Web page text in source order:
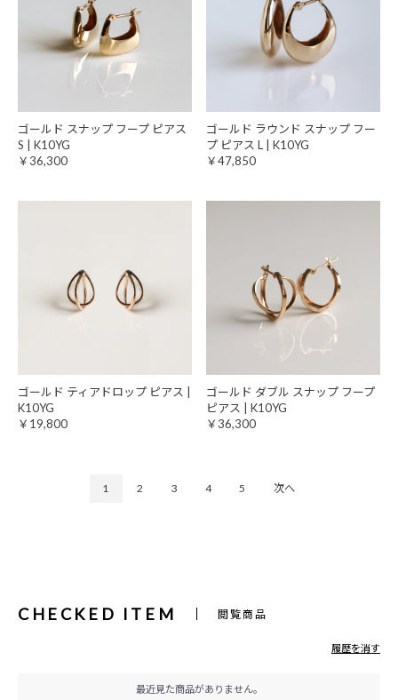
ゴールド スナップ フープ ピアス
S | K10YG
￥36,300
ゴールド ラウンド スナップ フー
プ ピアス L | K10YG
￥47,850
ゴールド ティアドロップ ピアス |
K10YG
￥19,800
ゴールド ダブル スナップ フープ
ピアス | K10YG
￥36,300
1 2 3 4 5 次へ
CHECKED ITEM 閲覧商品
履歴を消す
最近見た商品がありません。